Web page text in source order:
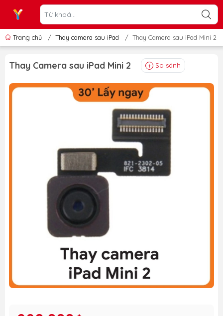
Trang chủ / Thay camera sau iPad / Thay Camera sau iPad Mini 2
Thay Camera sau iPad Mini 2 So sánh